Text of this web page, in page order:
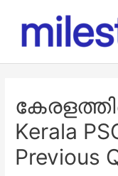
Kerala
Previous